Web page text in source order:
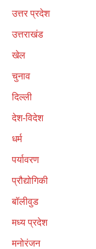
उत्तर प्रदेश
उत्तराखंड
खेल
चुनाव
दिल्ली
देश-विदेश
धर्म
पर्यावरण
प्रौद्योगिकी
बॉलीवुड
मध्य प्रदेश
मनोरंजन